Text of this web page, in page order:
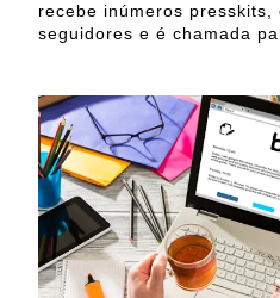
recebe inúmeros
seguidores e é chamada